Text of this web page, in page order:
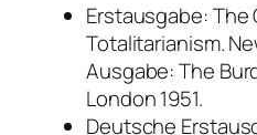
Erstausgabe:The
Totalitarianism.
Ausgabe:The
London 1951.
Deutsche